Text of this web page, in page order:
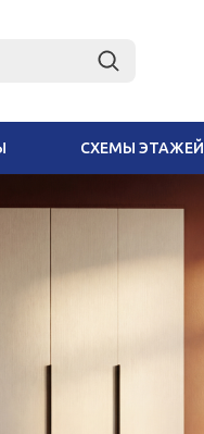
СХЕМЫ ЭТАЖЕЙ